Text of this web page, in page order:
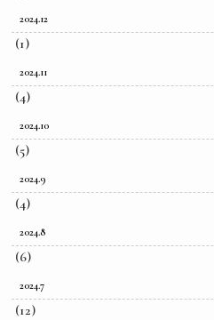
2024.12
(1)
2024.11
(4)
2024.10
(5)
2024.9
(4)
2024.8
(6)
2024.7
(12)